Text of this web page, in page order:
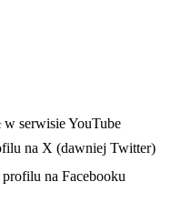
karcie
w serwisie YouTube
na X (dawniej Twitter)
karcie na Facebooku